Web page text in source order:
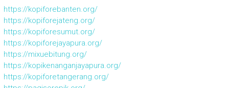
https://kopiforebanten.org/
https://kopiforejateng.org/
https://kopiforesumut.org/
https://kopiforejayapura.org/
https://mixuebitung.org/
https://kopikenanganjayapura.org/
https://kopiforetangerang.org/